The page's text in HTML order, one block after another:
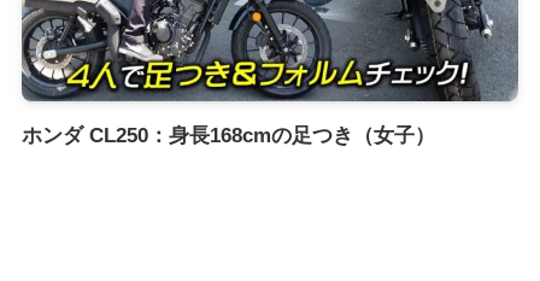
ホンダ CL250：身長168cmの足つき（女子）